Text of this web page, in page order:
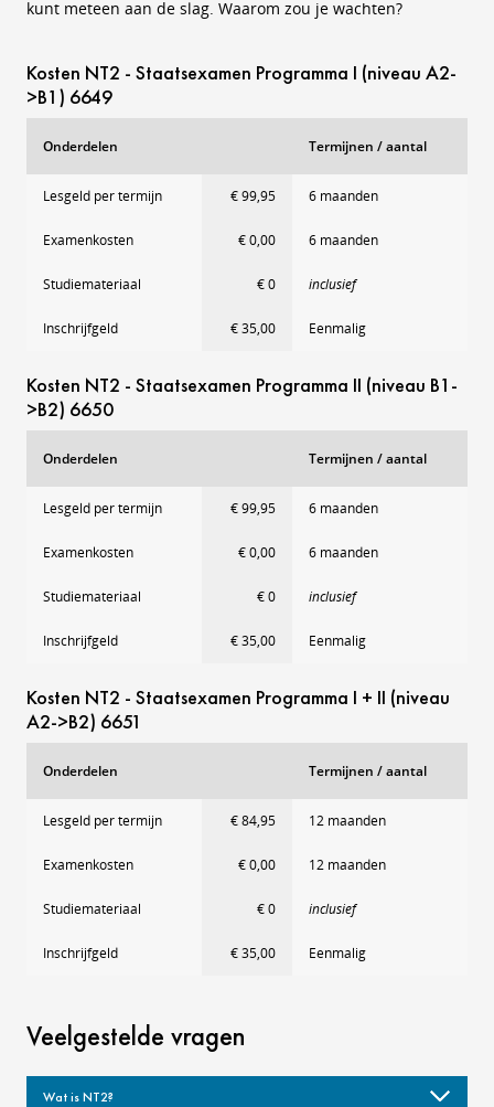
kunt meteen aan de slag. Waarom zou je wachten?
Kosten NT2 - Staatsexamen Programma I (niveau A2-
>B1) 6649
Onderdelen Termijnen / aantal
Lesgeld per termijn € 99,95 6 maanden
Examenkosten € 0,00 6 maanden
Studiemateriaal € 0 inclusief
Inschrijfgeld € 35,00 Eenmalig
Kosten NT2 - Staatsexamen Programma II (niveau B1-
>B2) 6650
Onderdelen Termijnen / aantal
Lesgeld per termijn € 99,95 6 maanden
Examenkosten € 0,00 6 maanden
Studiemateriaal € 0 inclusief
Inschrijfgeld € 35,00 Eenmalig
Kosten NT2 - Staatsexamen Programma I + II (niveau
A2->B2) 6651
Onderdelen Termijnen / aantal
Lesgeld per termijn € 84,95 12 maanden
Examenkosten € 0,00 12 maanden
Studiemateriaal € 0 inclusief
Inschrijfgeld € 35,00 Eenmalig
Veelgestelde vragen
Wat is NT2?